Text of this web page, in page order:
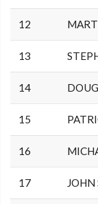
12
13
14
15
16
17 JOHN